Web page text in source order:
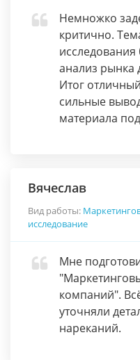
Немножко
критично.
анализ рынка
Итог
сильные
материала
Вячеслав
Вид работы:
исследование
Мне
компаний".
уточняли
нареканий.